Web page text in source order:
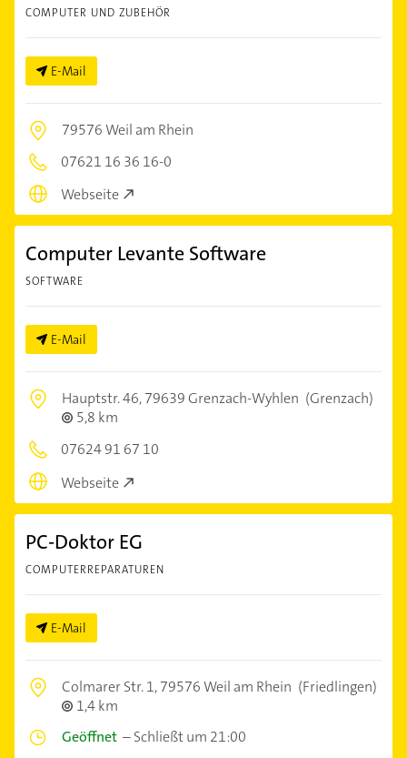
COMPUTER UND ZUBEHÖR
E-Mail
79576 Weil am Rhein
07621 16 36 16-0
Webseite
Computer Levante Software
SOFTWARE
E-Mail
Hauptstr. 46,79639 Grenzach-Wyhlen (Grenzach)
5,8 km
07624 91 67 10
Webseite
PC-Doktor EG
COMPUTERREPARATUREN
E-Mail
Colmarer Str. 1,79576 Weil am Rhein (Friedlingen)
1,4 km
Geöffnet –Schließt um 21:00